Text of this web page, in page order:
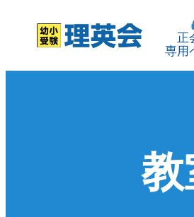
正
専用
教